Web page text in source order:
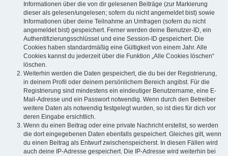
Informationen über die von dir gelesenen Beiträge (zur Markierung
dieser als gelesen/ungelesen; sofern du nicht angemeldet bist) sowie
Informationen über deine Teilnahme an Umfragen (sofern du nicht
angemeldet bist) gespeichert. Ferner werden deine Benutzer-ID, ein
Authentifizierungsschlüssel und eine Session-ID gespeichert. Die
Cookies haben standardmäßig eine Gültigkeit von einem Jahr. Alle
Cookies kannst du jederzeit über die Funktion „Alle Cookies löschen“
löschen.
Weiterhin werden die Daten gespeichert, die du bei der Registrierung,
in deinem Profil oder deinem persönlichem Bereich angibst. Für die
Registrierung sind mindestens ein eindeutiger Benutzername, eine E-
Mail-Adresse und ein Passwort notwendig. Wenn durch den Betreiber
weitere Daten als notwendig festgelegt wurden, so ist dies für dich vor
deren Eingabe ersichtlich.
Wenn du einen Beitrag oder eine private Nachricht erstellst, so werden
die dort eingegebenen Daten ebenfalls gespeichert. Gleiches gilt, wenn
du einen Beitrag als Entwurf zwischenspeicherst. In diesen Fällen wird
auch deine IP-Adresse gespeichert. Die IP-Adresse wird weiterhin bei